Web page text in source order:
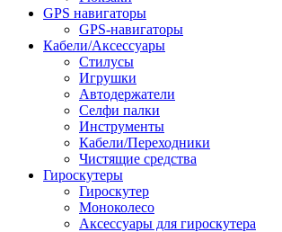
GPS навигаторы
GPS-навигаторы
Кабели/Аксессуары
Стилусы
Игрушки
Автодержатели
Селфи палки
Инструменты
Кабели/Переходники
Чистящие средства
Гироскутеры
Гироскутер
Моноколесо
Аксессуары для гироскутера